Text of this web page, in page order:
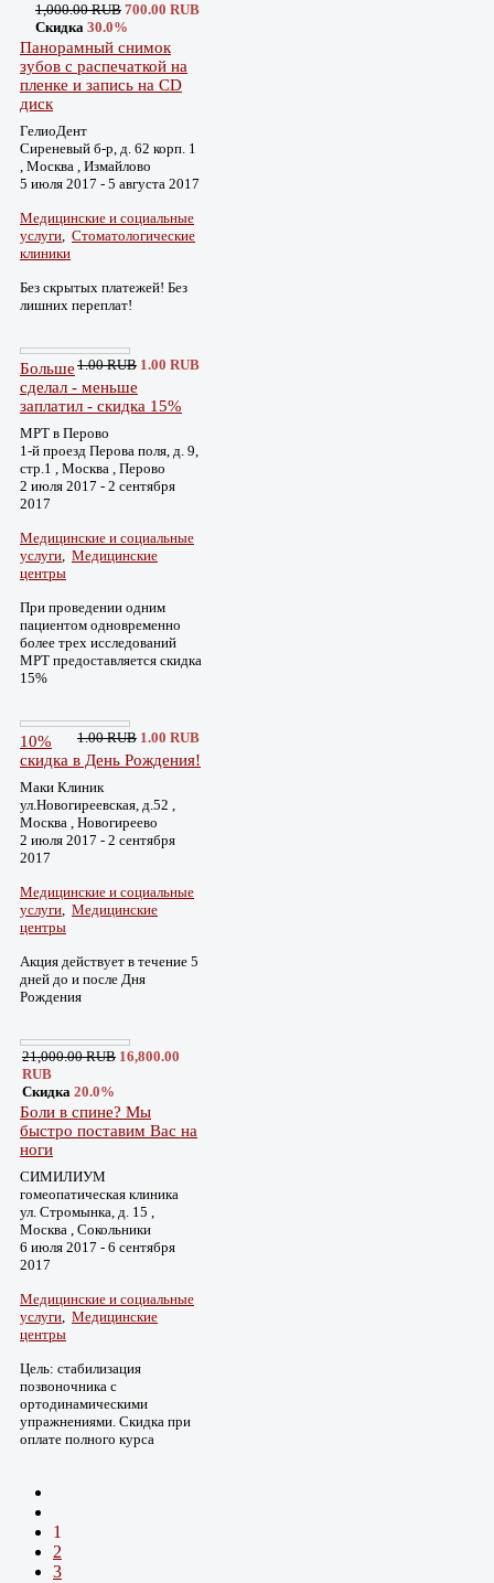
1,000.00 RUB 700.00 RUB
Скидка 30.0%
Панорамный снимок
зубов с распечаткой на
пленке и запись на СD
диск
ГелиоДент
Сиреневый б-р, д. 62 корп. 1
, Москва , Измайлово
5 июля 2017 - 5 августа 2017
Медицинские и социальные
услуги, Стоматологические
клиники
Без скрытых платежей! Без
лишних переплат!
1.00 RUB 1.00 RUB
Больше
сделал - меньше
заплатил - скидка 15%
МРТ в Перово
1-й проезд Перова поля, д. 9,
стр.1 , Москва , Перово
2 июля 2017 - 2 сентября
2017
Медицинские и социальные
услуги, Медицинские
центры
При проведении одним
пациентом одновременно
более трех исследований
МРТ предоставляется скидка
15%
1.00 RUB 1.00 RUB
10%
скидка в День Рождения!
Маки Клиник
ул.Новогиреевская, д.52 ,
Москва , Новогиреево
2 июля 2017 - 2 сентября
2017
Медицинские и социальные
услуги, Медицинские
центры
Акция действует в течение 5
дней до и после Дня
Рождения
21,000.00 RUB 16,800.00
RUB
Скидка 20.0%
Боли в спине? Мы
быстро поставим Вас на
ноги
СИМИЛИУМ
гомеопатическая клиника
ул. Стромынка, д. 15 ,
Москва , Сокольники
6 июля 2017 - 6 сентября
2017
Медицинские и социальные
услуги, Медицинские
центры
Цель: стабилизация
позвоночника с
ортодинамическими
упражнениями. Скидка при
оплате полного курса
1
2
3